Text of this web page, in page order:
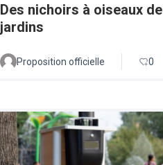
Des nichoirs à oiseaux de
jardins
Proposition officielle 0